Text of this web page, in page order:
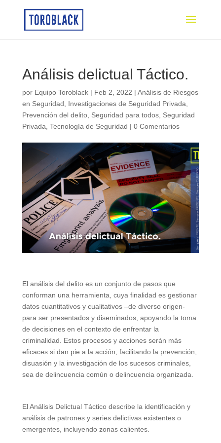
Análisis delictual Táctico.
por Equipo Toroblack| Feb 2, 2022 | Análisis de Riesgos
en Seguridad
Investigaciones de Seguridad Privada
Prevención del delito, Seguridad para todos, Seguridad
Privada Tecnología de Seguridad | 0 Comentarios
El análisis del delito es un conjunto de pasos que
conforman una herramienta, cuya finalidad es gestionar
datos cuantitativos y cualitativos –de diverso origen-
para ser presentados y diseminados, apoyando la toma
de decisiones en el contexto de enfrentar la
criminalidad. Estos procesos y acciones serán más
eficaces si dan pie a la acción, facilitando la prevención,
disuasión y la investigación de los sucesos criminales,
sea de delincuencia común o delincuencia organizada.
El Análisis Delictual Táctico describe la identificación y
análisis de patrones y series delictivas existentes o
emergentes, incluyendo zonas calientes.